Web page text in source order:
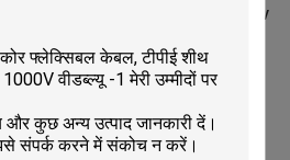
ढंग से विद्युत चुम्बकीय हस्तक्षेप का विरोध, 80 ℃, 30V
फोम पीई
या सर्पिल और एएल-माइलर